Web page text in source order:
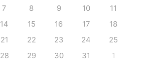
7 8 9 10
11
14 15 16 17
18
21 22 23 24
25
28 29 30 31 1